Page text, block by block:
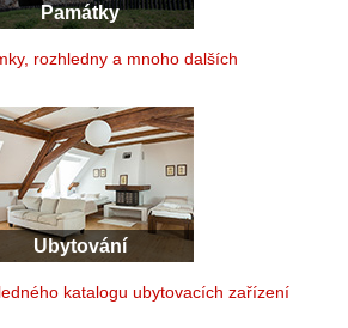
Památky
rozhledny a mnoho dalších
Ubytování
katalogu ubytovacích zařízení